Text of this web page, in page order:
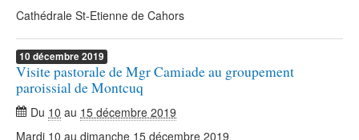
Cathédrale St-Etienne de Cahors
10 décembre2019
Visite pastorale de Mgr Camiade au groupement
paroissial de Montcuq
Du 10 au 15 décembre 2019
Mardi 10 au dimanche 15 décembre 2019